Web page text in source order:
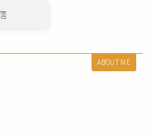
ABOUT ME